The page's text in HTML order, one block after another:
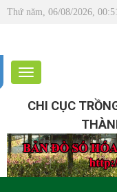
Thứ năm, 06/08/2026,
CHI CỤC